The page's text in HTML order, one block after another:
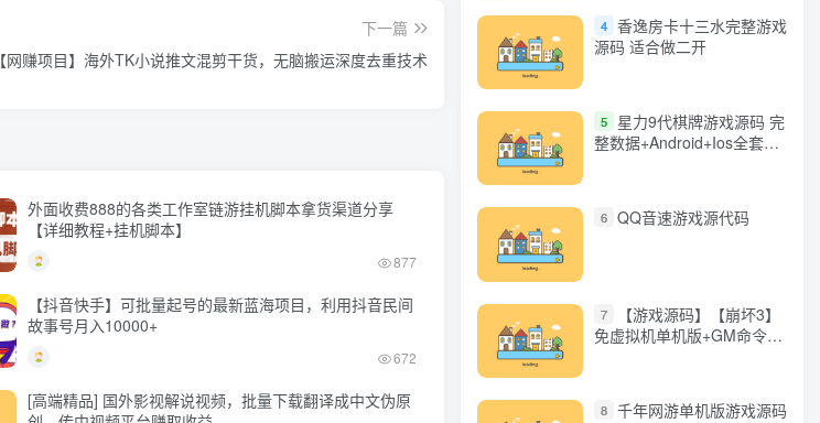
下一篇
【网赚项目】海外TK小说推文混剪干货，无脑搬运深度去重技术
外面收费888的各类工作室链游挂机脚本拿货渠道分享
【详细教程+挂机脚本】
877
【抖音快手】可批量起号的最新蓝海项目，利用抖音民间
故事号月入10000+
672
[高端精品] 国外影视解说视频，批量下载翻译成中文伪原
4 香逸房卡十三水完整游戏
源码 适合做二开
5
星力9代棋牌游戏源码 完
整数据+Android+Ios全套
6 QQ音速游戏源代码
7
【游戏源码】【崩坏3】
免虚拟机单机版+GM命令
8 千年网游单机版游戏源码